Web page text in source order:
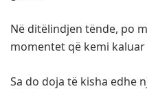
Në ditëlindjen tënde, po
momentet që kemi kaluar
Sa do doja të kisha edhe